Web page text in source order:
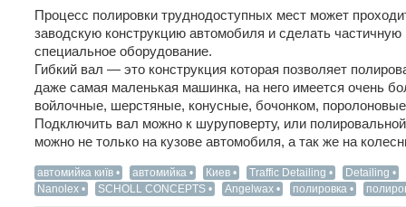
Процесс полировки труднодоступных мест может
заводскую конструкцию автомобиля и сделать
специальное оборудование.
Гибкий вал — это конструкция которая позволяет
даже самая маленькая машинка, на него имеется очень
войлочные, шерстяные, конусные, бочонком,
Подключить вал можно к шуруповерту, или
можно не только на кузове автомобиля, а так же на
автомийка київ автомийка Киев Traffic Detailing
Detailing‬
Nanolex
SCHOLL CONCEPTS Angelwax полировка